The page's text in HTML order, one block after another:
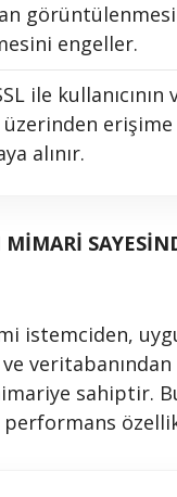
engeller.
ile
erişime
alınır.
istemciden,
sahiptir.
performans